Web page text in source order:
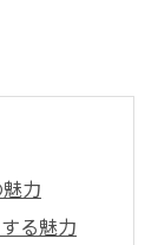
力
る魅力